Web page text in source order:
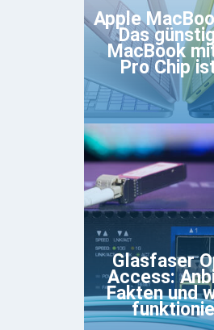
Apple
Das
MacBook
Pro Chip
Glasfaser
Access:
Fakten und